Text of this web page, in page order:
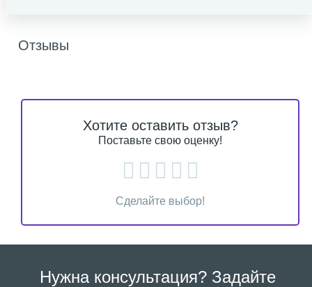
Отзывы
Хотите оставить отзыв?
Поставьте свою оценку!
Сделайте выбор!
Нужна консультация? Задайте